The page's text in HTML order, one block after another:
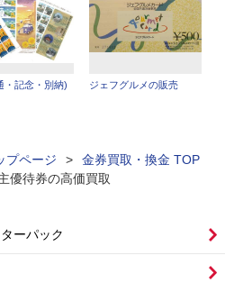
・記念・別納)
ジェフグルメの販売
プページ >
金券買取・換金 TOP
優待券の高価買取
ーパック